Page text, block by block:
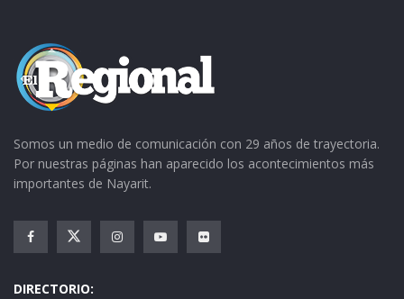
enfermeras, las que trabajan aquí, allá y más
allá, en el hospital o en el ISSSTE en el Seguro
Social o en los sanatorios, en las clínicas
jubilados y pensionados. A todos, ¡Nuestra más
sincera felicitación!
Somos un medio de comunicación con 29 años de trayectoria.
Por nuestras páginas han aparecido los acontecimientos más
importantes de Nayarit.
DIRECTORIO: